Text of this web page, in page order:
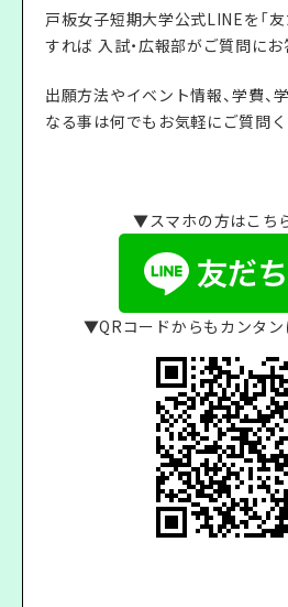
戸板女子短期大学公式LINEを「
すれば 入試・広報部がご質問に
出願方法やイベント情報、学費、
なる事は何でもお気軽にご質問
▼スマホの方はこち
▼QRコードからもカンタン